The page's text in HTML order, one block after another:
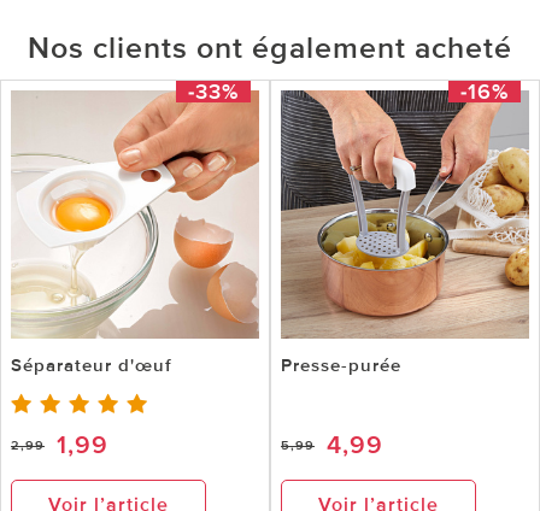
Nos clients ont également acheté
-33%
Séparateur d'œuf
2,99 1,99
Voir l’article
-16%
Presse-purée
5,99 4,99
Voir l’article